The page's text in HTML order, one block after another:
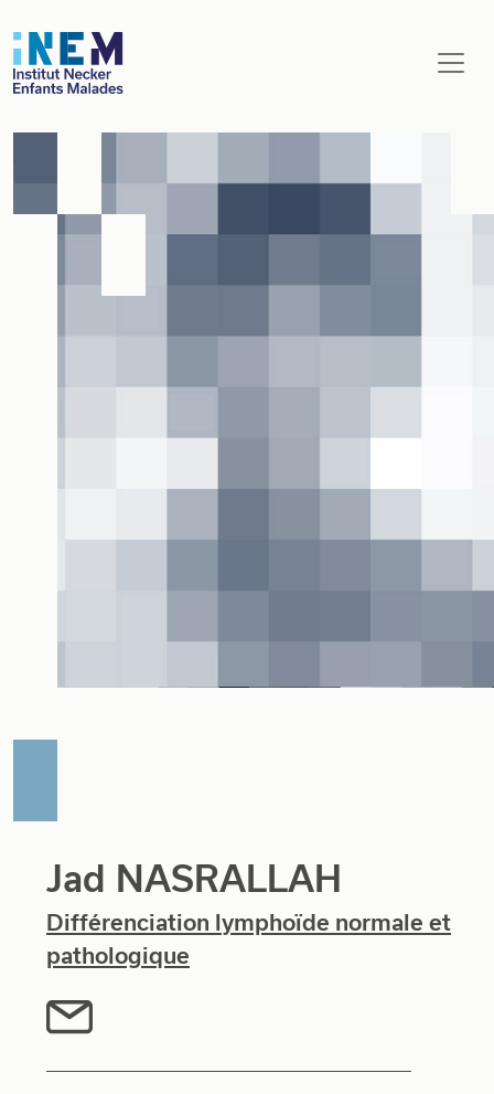
Aller au contenu principal
Jad NASRALLAH
Différenciation lymphoïde normale et
pathologique